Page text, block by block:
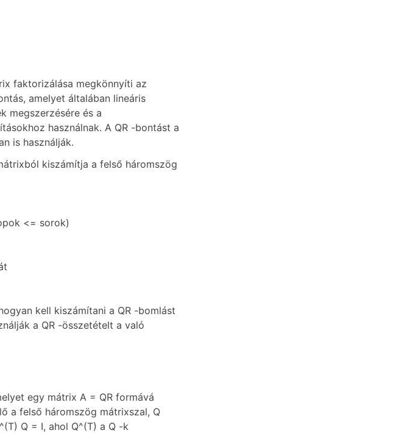
faktorizálása megkönnyíti az
amelyet általában lineáris
megszerzésére és a
használnak. A QR -bontást a
is használják.
kiszámítja a felső háromszög
<= sorok)
kell kiszámítani a QR -bomlást
a QR -összetételt a való
egy mátrix A = QR formává
a felső háromszög mátrixszal, Q
Q = I, ahol Q^(T) a Q -k